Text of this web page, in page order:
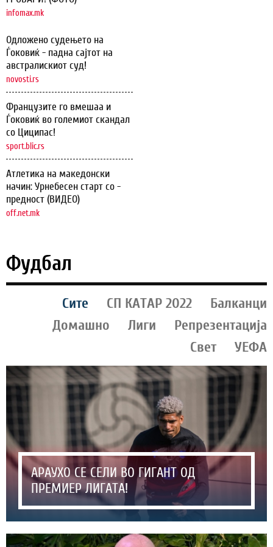
infomax.mk
Одложено судењето на
Ѓоковиќ - падна сајтот на
австралискиот суд!
novosti.rs
Французите го вмешаа и
Ѓоковиќ во големиот скандал
со Циципас!
sport.blic.rs
Атлетика на македонски
начин: Урнебесен старт со -
предност (ВИДЕО)
off.net.mk
Фудбал
Сите СП КАТАР 2022
Балканци
Домашно
Лиги
Репрезентација
Свет
УЕФА
АРАУХО СЕ СЕЛИ ВО ГИГАНТ ОД
ПРЕМИЕР ЛИГАТА!